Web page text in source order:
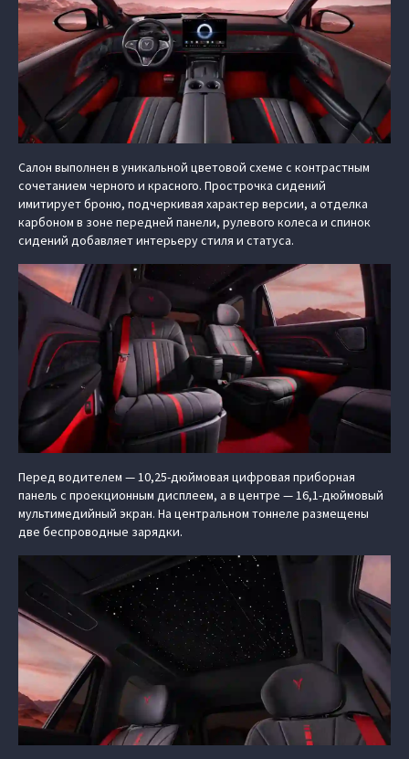
Салон выполнен в уникальной цветовой схеме с контрастным
сочетанием черного и красного. Прострочка сидений
имитирует броню, подчеркивая характер версии, а отделка
карбоном в зоне передней панели, рулевого колеса и спинок
сидений добавляет интерьеру стиля и статуса.
Перед водителем — 10,25-дюймовая цифровая приборная
панель с проекционным дисплеем, а в центре — 16,1-дюймовый
мультимедийный экран. На центральном тоннеле размещены
две беспроводные зарядки.